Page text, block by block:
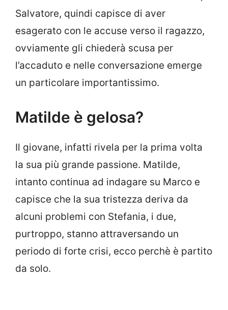
Salvatore, quindi capisce di aver
esagerato con le accuse verso il ragazzo,
ovviamente gli chiederà scusa per
l’accaduto e nelle conversazione emerge
un particolare importantissimo.
Matilde è gelosa?
Il giovane, infatti rivela per la prima volta
la sua più grande passione. Matilde,
intanto continua ad indagare su Marco e
capisce che la sua tristezza deriva da
alcuni problemi con Stefania, i due,
purtroppo, stanno attraversando un
periodo di forte crisi, ecco perchè è partito
da solo.